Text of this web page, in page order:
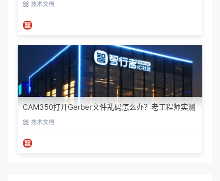
技术文档
CAM350打开Gerber文件乱码怎么办？老工程师实测
避坑指南
技术文档